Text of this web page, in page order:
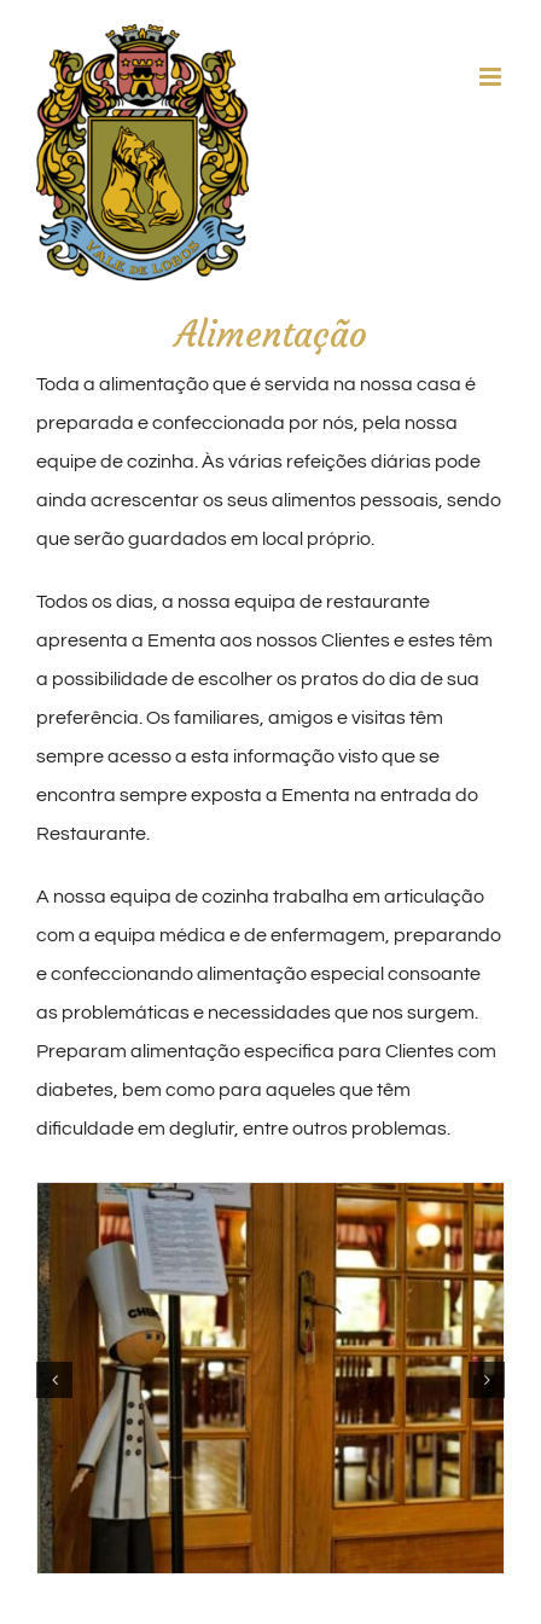
content
Alimentação
Toda a alimentação que é servida na nossa casa é
preparada e confeccionada por nós, pela nossa
equipe de cozinha. Às várias refeições diárias pode
ainda acrescentar os seus alimentos pessoais, sendo
que serão guardados em local próprio.
Todos os dias, a nossa equipa de restaurante
apresenta a Ementa aos nossos Clientes e estes têm
a possibilidade de escolher os pratos do dia de sua
preferência. Os familiares, amigos e visitas têm
sempre acesso a esta informação visto que se
encontra sempre exposta a Ementa na entrada do
Restaurante.
A nossa equipa de cozinha trabalha em articulação
com a equipa médica e de enfermagem, preparando
e confeccionando alimentação especial consoante
as problemáticas e necessidades que nos surgem.
Preparam alimentação especifica para Clientes com
diabetes, bem como para aqueles que têm
dificuldade em deglutir, entre outros problemas.